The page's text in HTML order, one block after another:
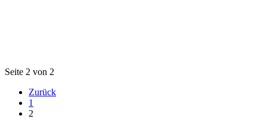
Seite 2 von 2
Zurück
1
2